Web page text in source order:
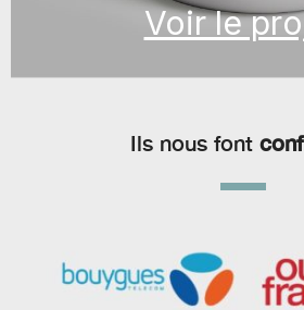
Voir le
Ils nous font